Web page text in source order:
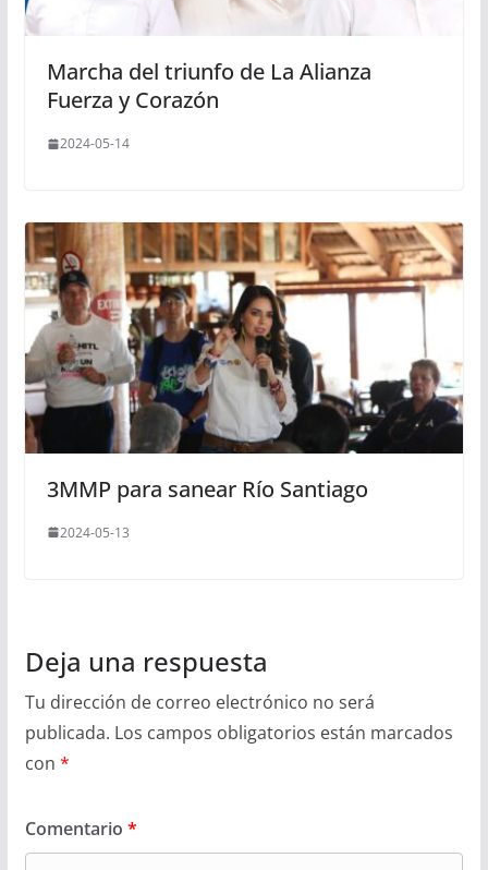
Marcha del triunfo de La Alianza
Fuerza y Corazón
2024-05-14
3MMP para sanear Río Santiago
2024-05-13
Deja una respuesta
Tu dirección de correo electrónico no será
publicada. Los campos obligatorios están marcados
con *
Comentario *